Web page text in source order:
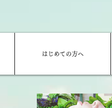
はじめての方へ